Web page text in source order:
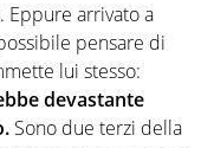
Eppure arrivato a
pensare di
lui stesso:
devastante
Sono due terzi della